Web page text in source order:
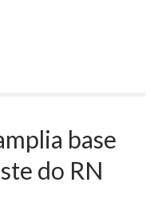
base
do RN